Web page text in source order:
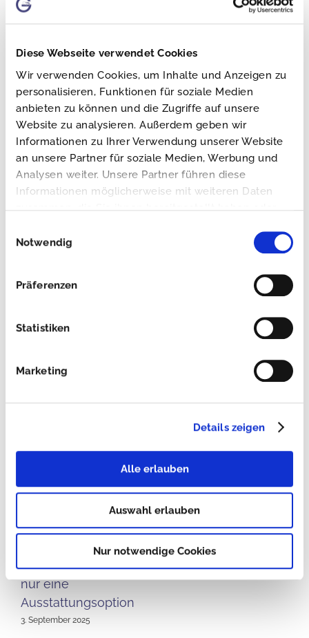
Diese Webseite verwendet Cookies
Wir verwenden Cookies, um Inhalte und Anzeigen zu
personalisieren, Funktionen für soziale Medien
anbieten zu können und die Zugriffe auf unsere
Website zu analysieren. Außerdem geben wir
Informationen zu Ihrer Verwendung unserer Website
an unsere Partner für soziale Medien, Werbung und
Analysen weiter. Unsere Partner führen diese
Informationen möglicherweise mit weiteren Daten
gesammelt haben.
Notwendig
Präferenzen
Statistiken
Marketing
Details zeigen
Alle erlauben
Auswahl erlauben
Nur notwendige Cookies
Über den Autor:Vanessa Gerlach
Mitglied der Geschäftsleitung
Ähnliche Beiträge
Arbeitssicherheit im
Fokus – Warum ein
rutschhemmender
Boden mehr ist als
nur eine
Ausstattungsoption
3. September 2025
Neuer Boden –
höchste Sicherheit
11. August 2025